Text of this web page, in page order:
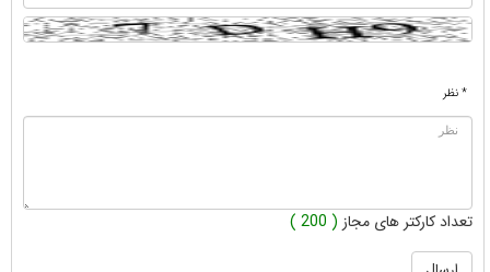
* نظر
تعداد کارکتر های مجاز ( 200 )